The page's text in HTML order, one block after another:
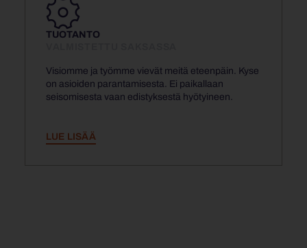
TUOTANTO
Visiomme ja työmme vievät meitä eteenpäin. Kyse
on asioiden parantamisesta. Ei paikallaan
seisomisesta vaan edistyksestä hyötyineen.
LUE LISÄÄ